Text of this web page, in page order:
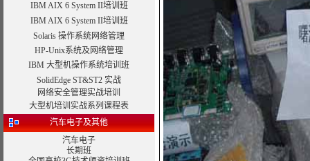
IBM AIX 6 System II培训班
IBM AIX 6 System II培训班
Solaris 操作系统网络管理
HP-Unix系统及网络管理
IBM 大型机操作系统培训班
SolidEdge ST&ST2 实战
网络安全管理实战培训
大型机培训实战系列课程表
汽车电子及其他
汽车电子
长期班